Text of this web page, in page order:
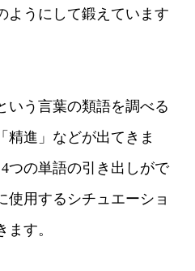
うにして鍛えています
う言葉の類語を調べる
精進」などが出てきま
つの単語の引き出しがで
使用するシチュエーショ
す。